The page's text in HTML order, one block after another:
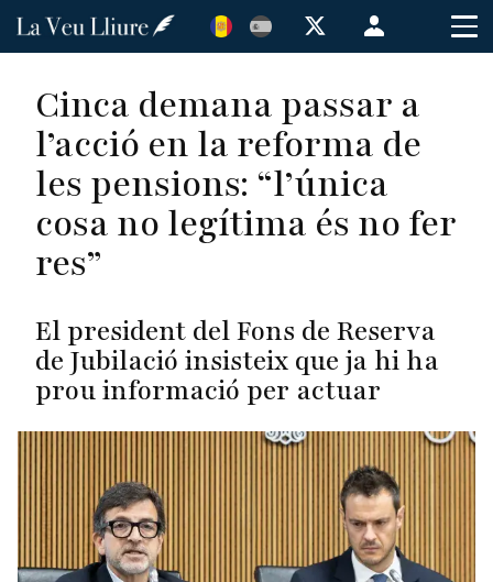
Vés
Menú
de
de
usuario
Cinca demana passar a
l’acció en la reforma de
les pensions: “l’única
cosa no legítima és no fer
res”
El president del Fons de Reserva
de Jubilació insisteix que ja hi ha
prou informació per actuar